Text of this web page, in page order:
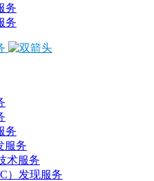
务
务
务
服务
术服务
）发现服务